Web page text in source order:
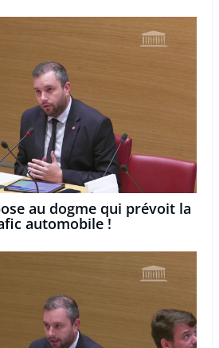
au dogme qui prévoit la
automobile !